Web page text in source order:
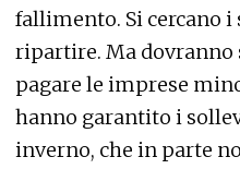
fallimento. Si cercano i
ripartire. Ma dovranno
pagare le imprese
hanno garantito i
inverno, che in parte